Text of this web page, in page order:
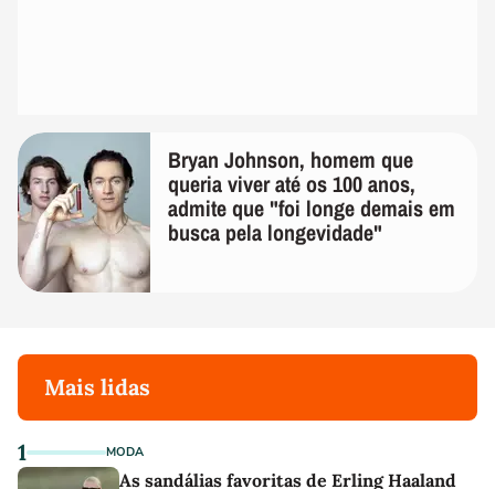
Bryan Johnson, homem que
queria viver até os 100 anos,
admite que "foi longe demais em
busca pela longevidade"
Mais lidas
1 MODA
As sandálias favoritas de Erling Haaland